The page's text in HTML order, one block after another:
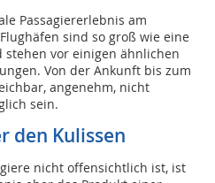
Passagiererlebnis am
sind so groß wie eine
vor einigen ähnlichen
Von der Ankunft bis zum
angenehm, nicht
sein.
den Kulissen
nicht offensichtlich ist, ist